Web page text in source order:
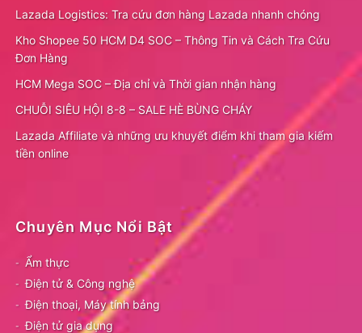
Lazada Logistics: Tra cứu đơn hàng Lazada nhanh chóng
Kho Shopee 50 HCM D4 SOC – Thông Tin và Cách Tra Cứu
Đơn Hàng
HCM Mega SOC – Địa chỉ và Thời gian nhận hàng
CHUỖI SIÊU HỘI 8-8 – SALE HÈ BÙNG CHÁY
Lazada Affiliate và những ưu khuyết điểm khi tham gia kiếm
tiền online
Chuyên Mục Nổi Bật
Ẩm thực
Điện tử & Công nghệ
Điện thoại, Máy tính bảng
Điện tử gia dụng